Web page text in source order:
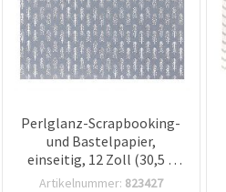
Perlglanz-Scrapbooking-
und Bastelpapier,
einseitig, 12 Zoll (30,5 x
30,5 cm), 160 g/m² – 1
Artikelnummer: 823427